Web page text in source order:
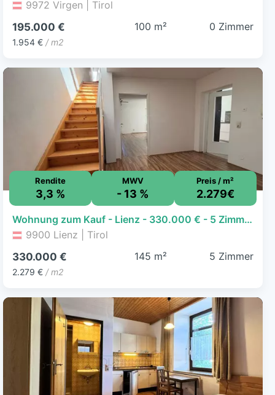
9972 Virgen | Tirol
195.000 €
1.954 € / m2
100 m² 0 Zimmer
Rendite
3,3 %
MWV
- 13 %
Preis / m²
2.279€
Wohnung zum Kauf - Lienz - 330.000 € - 5 Zimmer, 144,8 m²
9900 Lienz | Tirol
330.000 €
2.279 € / m2
145 m² 5 Zimmer